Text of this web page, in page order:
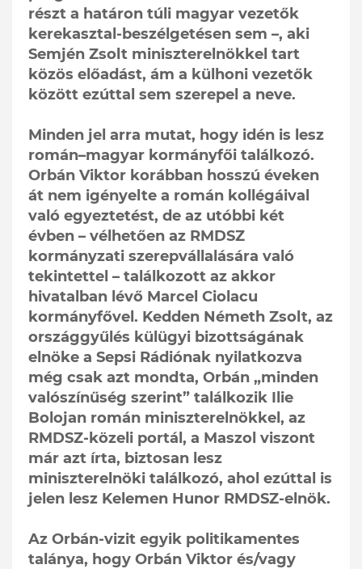
részt a határon túli magyar vezetők
kerekasztal-beszélgetésen sem –, aki
Semjén Zsolt miniszterelnökkel tart
közös előadást, ám a külhoni vezetők
között ezúttal sem szerepel a neve.
Minden jel arra mutat, hogy idén is lesz
román–magyar kormányfői találkozó.
Orbán Viktor korábban hosszú éveken
át nem igényelte a román kollégáival
való egyeztetést, de az utóbbi két
évben – vélhetően az RMDSZ
kormányzati szerepvállalására való
tekintettel – találkozott az akkor
hivatalban lévő Marcel Ciolacu
kormányfővel. Kedden Németh Zsolt, az
országgyűlés külügyi bizottságának
elnöke a Sepsi Rádiónak nyilatkozva
még csak azt mondta, Orbán „minden
valószínűség szerint” találkozik Ilie
Bolojan román miniszterelnökkel, az
RMDSZ-közeli portál, a Maszol viszont
már azt írta, biztosan lesz
miniszterelnöki találkozó, ahol ezúttal is
jelen lesz Kelemen Hunor RMDSZ-elnök.
Az Orbán-vizit egyik politikamentes
talánya, hogy Orbán Viktor és/vagy